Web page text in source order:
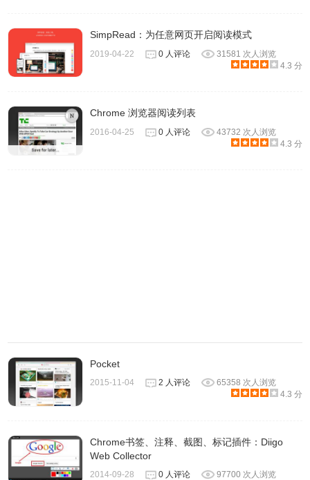
5、点一下左上角的字型图示，设定文字大小、布景主题配色
6、在中文跟英文内容方面会提供不同的字体选项，中文的话
可以看到黑体、宋体、楷体和圆体，调整后会立即变换，设
SimpRead：为任意网页开启阅读模式
2019-04-22 0 人评论
31581 次人浏览
4.3 分
Chrome 浏览器阅读列表
2016-04-25 0 人评论
43732 次人浏览
4.3 分
Pocket
2015-11-04 2 人评论
65358 次人浏览
4.3 分
Chrome书签、注释、截图、标记插件：Diigo
Web Collector
2014-09-28 0 人评论
97700 次人浏览